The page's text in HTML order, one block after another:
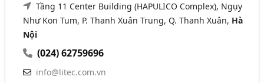
Tầng 11 Center Building (HAPULICO Complex), Ngụy
Như Kon Tum, P. Thanh Xuân Trung, Q. Thanh Xuân, Hà
Nội
(024) 62759696
info@litec.com.vn